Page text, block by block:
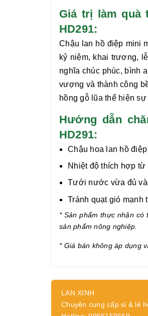
Giá trị làm quà
HD291:
Chậu lan hồ điệp mini
kỷ niệm, khai trương,
nghĩa chúc phúc, bình
vượng và thành công
hồng gỗ lũa thể hiện
Hướng dẫn
HD291:
Chậu hoa lan hồ
Nhiệt độ thích hợp từ
Tưới nước vừa đủ
Tránh quạt gió mạnh
* Sản phẩm thực nhận
sản phẩm nông nghiệp.
* Giá bán không áp dụng
LAN XINH
Chuyên cung cấp sỉ & lẻ